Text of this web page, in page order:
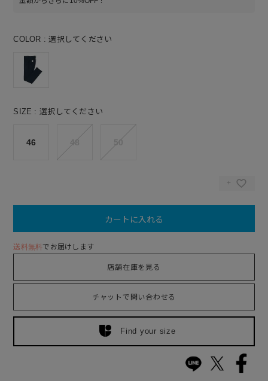
COLOR 選択してください
SIZE 選択してください
46
カートに入れる
送料無料でお届けします
店舗在庫を見る
チャットで問い合わせる
Find your size